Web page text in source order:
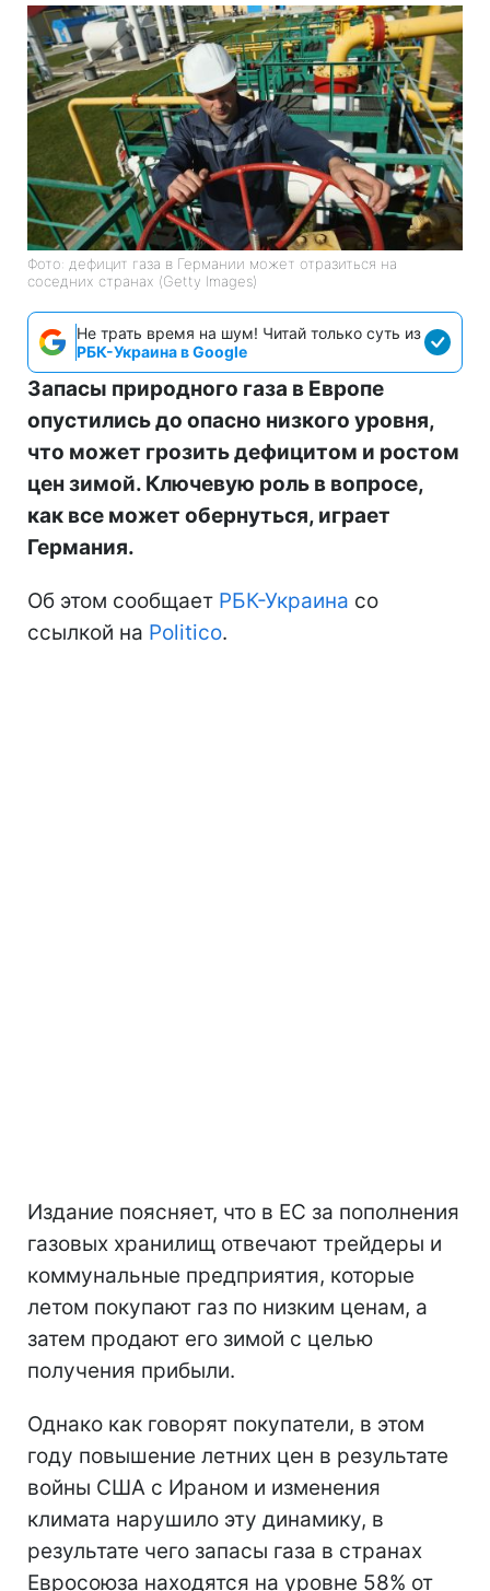
Фото: дефицит газа в Германии может отразиться на
соседних странах (Getty Images)
Не трать время на шум! Читай только суть из
РБК-Украина в Google
Запасы природного газа в Европе
опустились до опасно низкого уровня,
что может грозить дефицитом и ростом
цен зимой. Ключевую роль в вопросе,
как все может обернуться, играет
Германия.
Об этом сообщает РБК-Украина со
ссылкой на Politico.
Издание поясняет, что в ЕС за пополнения
газовых хранилищ отвечают трейдеры и
коммунальные предприятия, которые
летом покупают газ по низким ценам, а
затем продают его зимой с целью
получения прибыли.
Однако как говорят покупатели, в этом
году повышение летних цен в результате
войны США с Ираном и изменения
климата нарушило эту динамику, в
результате чего запасы газа в странах
Евросоюза находятся на уровне 58% от